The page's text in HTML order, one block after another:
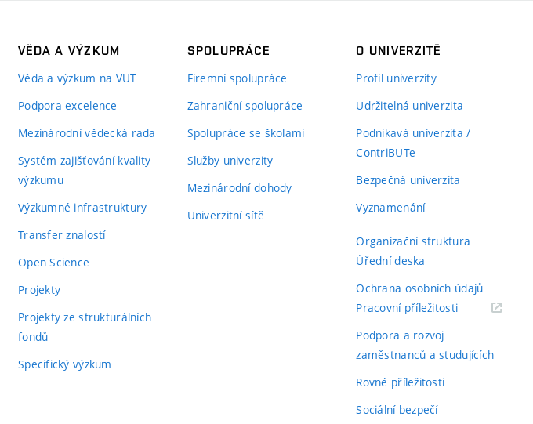
VĚDA A VÝZKUM
Věda a výzkum na VUT
Podpora excelence
Mezinárodní vědecká rada
Systém zajišťování kvality
výzkumu
Výzkumné infrastruktury
Transfer znalostí
Open Science
Projekty
Projekty ze strukturálních
fondů
Specifický výzkum
SPOLUPRÁCE
Firemní spolupráce
Zahraniční spolupráce
Spolupráce se školami
Služby univerzity
Mezinárodní dohody
Univerzitní sítě
O UNIVERZITĚ
Profil univerzity
Udržitelná univerzita
Podnikavá univerzita /
ContriBUTe
Bezpečná univerzita
Vyznamenání
Organizační struktura
Úřední deska
Ochrana osobních údajů
Pracovní příležitosti(externí
Podpora a rozvoj
zaměstnanců a studujících
Rovné příležitosti
Sociální bezpečí